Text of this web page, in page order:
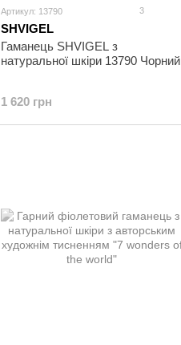
Артикул: 13790 3
SHVIGEL
Гаманець SHVIGEL з
натуральної шкіри 13790 Чорний
1 620 грн